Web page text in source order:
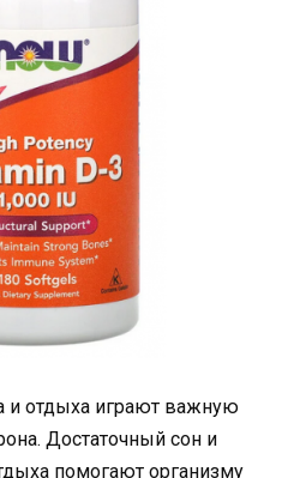
отдыха играют важную
Достаточный сон и
помогают организму